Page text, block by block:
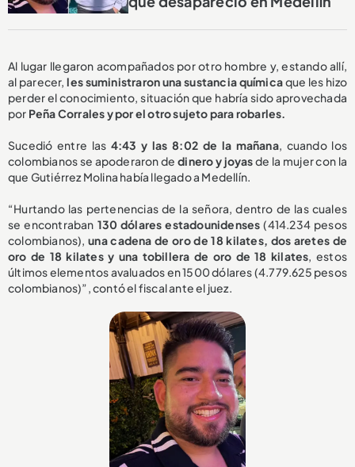
Al lugar llegaron acompañados por otro hombre y, estando allí,
al parecer,les suministraron una sustancia químicaque les hizo
perder el conocimiento, situación que habría sido aprovechada
por Peña Corrales y por el otro sujeto para robarles.
Sucedió entre las 4:43 y las 8:02 de la mañana, cuando los
colombianos se apoderaron dedinero y joyasde la mujer con la
que Gutiérrez Molina había llegado a Medellín.
“Hurtando las pertenencias de la señora, dentro de las cuales
se encontraban 130 dólares estadounidenses (414.234 pesos
colombianos),una cadena de oro de 18 kilates, dos aretes de
oro de 18 kilates y una tobillera de oro de 18 kilates, estos
últimos elementos avaluados en 1500 dólares (4.779.625 pesos
colombianos)”, contó el fiscal ante el juez.